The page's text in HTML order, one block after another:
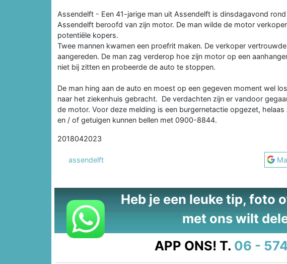
Assendelft - Een 41-jarige man uit Assendelft is dinsdagavond
Assendelft beroofd van zijn motor. De man wilde de motor
potentiële kopers.
Twee mannen kwamen een proefrit maken. De verkoper
aangereden. De man zag verderop hoe zijn motor op een
niet bij zitten en probeerde de auto te stoppen.
De man hing aan de auto en moest op een gegeven moment wel
naar het ziekenhuis gebracht. De verdachten zijn er vandoor
de motor. Voor deze melding is een burgernetactie opgezet,
en / of getuigen kunnen bellen met 0900-8844.
2018042023
assendelft
Heb je een leuke tip, foto
met ons wilt
APP ONS! T. 06 -